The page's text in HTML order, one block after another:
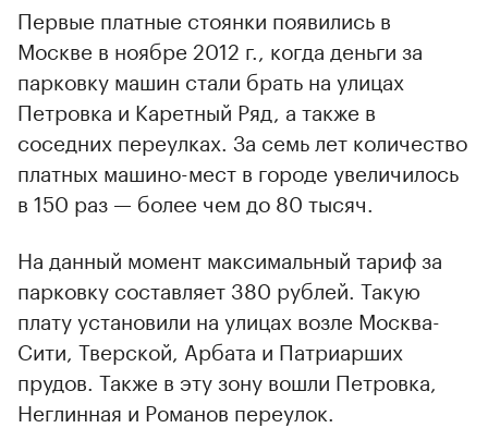
Первые платные стоянки появились в
Москве в ноябре 2012 г., когда деньги за
парковку машин стали брать на улицах
Петровка и Каретный Ряд, а также в
соседних переулках. За семь лет количество
платных машино-мест в городе увеличилось
в 150 раз — более чем до 80 тысяч.
На данный момент максимальный тариф за
парковку составляет 380 рублей. Такую
плату установили на улицах возле Москва-
Сити, Тверской, Арбата и Патриарших
прудов. Также в эту зону вошли Петровка,
Неглинная и Романов переулок.